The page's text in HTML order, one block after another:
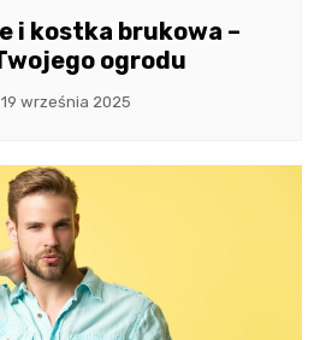
i kostka brukowa –
ogrodu
19 września 2025